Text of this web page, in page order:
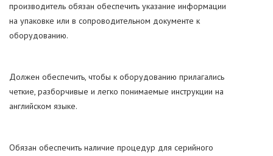
производитель обязан обеспечить указание информации
на упаковке или в сопроводительном документе к
оборудованию.
Должен обеспечить, чтобы к оборудованию прилагались
четкие, разборчивые и легко понимаемые инструкции на
английском языке.
Обязан обеспечить наличие процедур для серийного